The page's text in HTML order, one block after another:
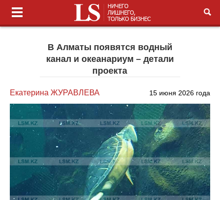
В Алматы появятся водный
канал и океанариум – детали
проекта
Екатерина ЖУРАВЛЕВА 15 июня 2026 года